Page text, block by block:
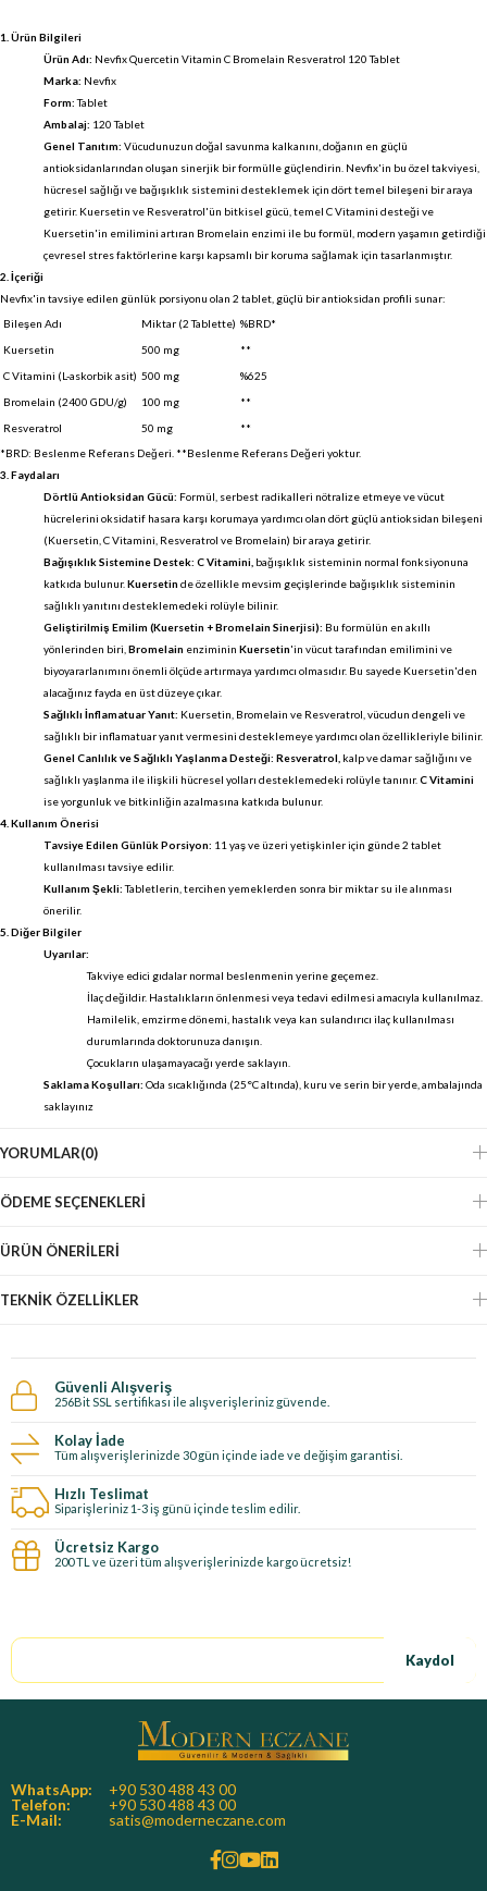
1. Ürün Bilgileri
Ürün Adı: Nevfix Quercetin Vitamin C Bromelain Resveratrol 120 Tablet
Marka: Nevfix
Form:Tablet
Ambalaj: 120 Tablet
Genel Tanıtım: Vücudunuzun doğal savunma kalkanını, doğanın en güçlü
antioksidanlarından oluşan sinerjik bir formülle güçlendirin. Nevfix'in bu özel takviyesi,
hücresel sağlığı ve bağışıklık sistemini desteklemek için dört temel bileşeni bir araya
getirir. Kuersetin ve Resveratrol'ün bitkisel gücü, temel C Vitamini desteği ve
Kuersetin'in emilimini artıran Bromelain enzimi ile bu formül, modern yaşamın getirdiği
çevresel stres faktörlerine karşı kapsamlı bir koruma sağlamak için tasarlanmıştır.
2. İçeriği
Nevfix'in tavsiye edilen günlük porsiyonu olan 2 tablet, güçlü bir antioksidan profili sunar:
Bileşen Adı
Miktar (2 Tablette) %BRD*
Kuersetin
500 mg
**
C Vitamini (L-askorbik asit) 500 mg
%625
Bromelain (2400 GDU/g)
100 mg
**
Resveratrol
50 mg
**
*BRD: Beslenme Referans Değeri. **Beslenme Referans Değeri yoktur.
3. Faydaları
Dörtlü Antioksidan Gücü: Formül, serbest radikalleri nötralize etmeye ve vücut
hücrelerini oksidatif hasara karşı korumaya yardımcı olan dört güçlü antioksidan bileşeni
(Kuersetin, C Vitamini, Resveratrol ve Bromelain) bir araya getirir.
Bağışıklık Sistemine Destek: C Vitamini, bağışıklık sisteminin normal fonksiyonuna
katkıda bulunur. Kuersetin de özellikle mevsim geçişlerinde bağışıklık sisteminin
sağlıklı yanıtını desteklemedeki rolüyle bilinir.
Geliştirilmiş Emilim (Kuersetin + Bromelain Sinerjisi): Bu formülün en akıllı
yönlerinden biri, Bromelain enziminin Kuersetin'in vücut tarafından emilimini ve
biyoyararlanımını önemli ölçüde artırmaya yardımcı olmasıdır. Bu sayede Kuersetin'den
alacağınız fayda en üst düzeye çıkar.
Sağlıklı İnflamatuar Yanıt: Kuersetin, Bromelain ve Resveratrol, vücudun dengeli ve
sağlıklı bir inflamatuar yanıt vermesini desteklemeye yardımcı olan özellikleriyle bilinir.
Genel Canlılık ve Sağlıklı Yaşlanma Desteği: Resveratrol, kalp ve damar sağlığını ve
sağlıklı yaşlanma ile ilişkili hücresel yolları desteklemedeki rolüyle tanınır. C Vitamini
ise yorgunluk ve bitkinliğin azalmasına katkıda bulunur.
4. Kullanım Önerisi
Tavsiye Edilen Günlük Porsiyon: 11 yaş ve üzeri yetişkinler için günde 2 tablet
kullanılması tavsiye edilir.
Kullanım Şekli:Tabletlerin, tercihen yemeklerden sonra bir miktar su ile alınması
önerilir.
5. Diğer Bilgiler
Uyarılar:
Takviye edici gıdalar normal beslenmenin yerine geçemez.
İlaç değildir. Hastalıkların önlenmesi veya tedavi edilmesi amacıyla kullanılmaz.
Hamilelik, emzirme dönemi, hastalık veya kan sulandırıcı ilaç kullanılması
durumlarında doktorunuza danışın.
Çocukların ulaşamayacağı yerde saklayın.
Saklama Koşulları: Oda sıcaklığında (25°C altında), kuru ve serin bir yerde, ambalajında
saklayınız
YORUMLAR(0)
ÖDEME SEÇENEKLERI
ÜRÜN ÖNERILERI
TEKNIK ÖZELLIKLER
Güvenli Alışveriş
256Bit SSL sertifikası ile alışverişleriniz güvende.
Kolay İade
Tüm alışverişlerinizde 30 gün içinde iade ve değişim garantisi.
Hızlı Teslimat
Siparişleriniz 1-3 iş günü içinde teslim edilir.
Ücretsiz Kargo
200 TL ve üzeri tüm alışverişlerinizde kargo ücretsiz!
Kaydol
WhatsApp:
+90 530 488 43 00
Telefon:
+90 530 488 43 00
E-Mail:
satis@moderneczane.com